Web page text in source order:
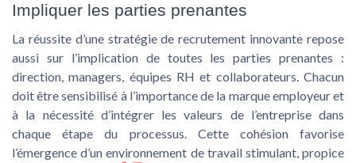
Impliquer les parties prenantes
La réussite d’une stratégie de recrutement innovante repose
aussi sur l’implication de toutes les parties prenantes :
direction, managers, équipes RH et collaborateurs. Chacun
doit être sensibilisé à l’importance de la marque employeur et
à la nécessité d’intégrer les valeurs de l’entreprise dans
chaque étape du processus. Cette cohésion favorise
l’émergence d’un environnement de travail stimulant, propice